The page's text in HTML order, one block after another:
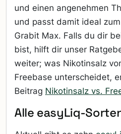
und einen angenehmen
und passt damit ideal
Grabit Max. Falls du dir
bist, hilft dir unser
weiter; was Nikotinsalz
Freebase unterscheidet,
Beitrag Nikotinsalz vs.
Alle easyLiq-